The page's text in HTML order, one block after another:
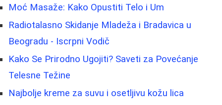
Moć Masaže: Kako Opustiti Telo i Um
Radiotalasno Skidanje Mladeža i Bradavica u
Beogradu - Iscrpni Vodič
Kako Se Prirodno Ugojiti? Saveti za Povećanje
Telesne Težine
Najbolje kreme za suvu i osetljivu kožu lica